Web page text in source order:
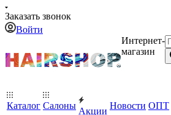
Заказать звонок
Войти
Интернет-
магазин
Каталог Салоны
Акции
Новости ОПТ